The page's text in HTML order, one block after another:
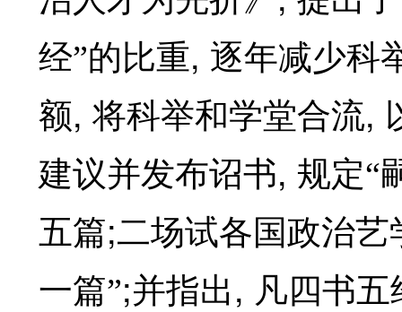
经”的比重, 逐年减少科
额, 将科举和学堂合流,
建议并发布诏书, 规定“
五篇;二场试各国政治艺
一篇”;并指出 , 凡四书